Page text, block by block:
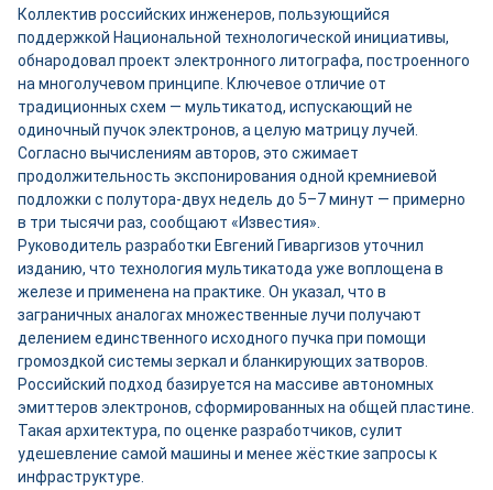
Коллектив российских инженеров, пользующийся
поддержкой Национальной технологической инициативы,
обнародовал проект электронного литографа, построенного
на многолучевом принципе. Ключевое отличие от
традиционных схем — мультикатод, испускающий не
одиночный пучок электронов, а целую матрицу лучей.
Согласно вычислениям авторов, это сжимает
продолжительность экспонирования одной кремниевой
подложки с полутора-двух недель до 5–7 минут — примерно
в три тысячи раз, сообщают «Известия».
Руководитель разработки Евгений Гиваргизов уточнил
изданию, что технология мультикатода уже воплощена в
железе и применена на практике. Он указал, что в
заграничных аналогах множественные лучи получают
делением единственного исходного пучка при помощи
громоздкой системы зеркал и бланкирующих затворов.
Российский подход базируется на массиве автономных
эмиттеров электронов, сформированных на общей пластине.
Такая архитектура, по оценке разработчиков, сулит
удешевление самой машины и менее жёсткие запросы к
инфраструктуре.